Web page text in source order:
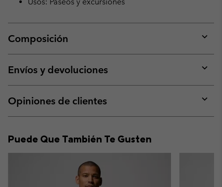
Usos: Paseos y excursiones
Composición
or
Envíos y devoluciones
or
Opiniones de clientes
or
Puede Que También Te Gusten